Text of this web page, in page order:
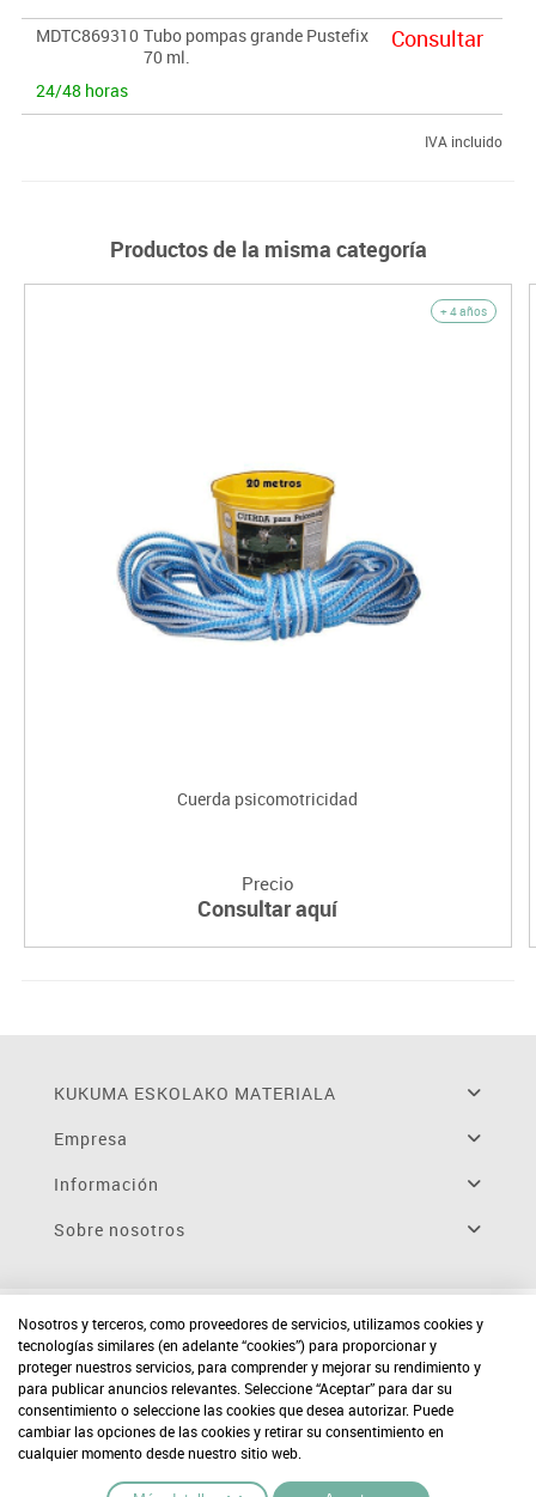
Botella de repuesto líquido Pustefix de 1 litro. Realiza hermosas
burbujas respetando el medio ambiente gracias a su composición
aroma que desprende el frasco es muy agradable y se garantiza
MDTC869310 Tubo pompas grande Pustefix
70 ml.
24/48 horas
Consultar
IVA incluido
Productos de la misma categoría
+ 4 años
Cuerda psicomotricidad
Precio
Consultar aquí
KUKUMA ESKOLAKO MATERIALA
Empresa
Información
Sobre nosotros
Nosotros y terceros, como proveedores de servicios, utilizamos cookies y
tecnologías similares (en adelante “cookies”) para proporcionar y
proteger nuestros servicios, para comprender y mejorar su rendimiento y
para publicar anuncios relevantes. Seleccione “Aceptar” para dar su
consentimiento o seleccione las cookies que desea autorizar. Puede
cambiar las opciones de las cookies y retirar su consentimiento en
cualquier momento desde nuestro sitio web.